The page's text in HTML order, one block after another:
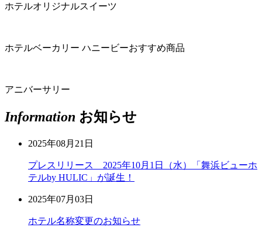
ホテルオリジナルスイーツ
ホテルベーカリー ハニービーおすすめ商品
アニバーサリー
Information お知らせ
2025年08月21日
プレスリリース 2025年10月1日（水）「舞浜ビューホ
テルby HULIC」が誕生！
2025年07月03日
ホテル名称変更のお知らせ